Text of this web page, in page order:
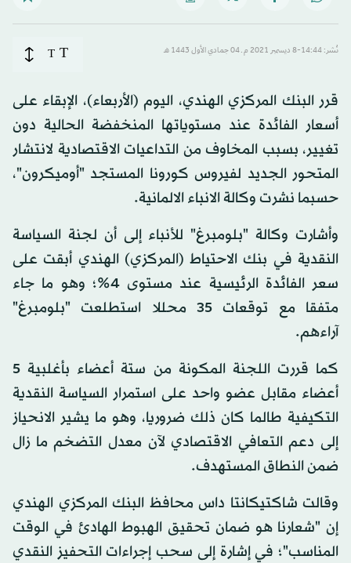
نُشر: 14:44-8 ديسمبر 2021 م ـ 04 جمادي الأول 1443 هـ T
T
قرر البنك المركزي الهندي، اليوم (الأربعاء)، الإبقاء على
أسعار الفائدة عند مستوياتها المنخفضة الحالية دون
تغيير، بسبب المخاوف من التداعيات الاقتصادية لانتشار
المتحور الجديد لفيروس كورونا المستجد "أوميكرون"،
حسبما نشرت وكالة الانباء الالمانية.
وأشارت وكالة "بلومبرغ" للأنباء إلى أن لجنة السياسة
النقدية في بنك الاحتياط (المركزي) الهندي أبقت على
سعر الفائدة الرئيسية عند مستوى 4%؛ وهو ما جاء
متفقا مع توقعات 35 محللا استطلعت "بلومبرغ"
آراءهم.
كما قررت اللجنة المكونة من ستة أعضاء بأغلبية 5
أعضاء مقابل عضو واحد على استمرار السياسة النقدية
التكيفية طالما كان ذلك ضروريا، وهو ما يشير الانحياز
إلى دعم التعافي الاقتصادي لآن معدل التضخم ما زال
ضمن النطاق المستهدف.
وقالت شاكتيكانتا داس محافظ البنك المركزي الهندي
إن "شعارنا هو ضمان تحقيق الهبوط الهادئ في الوقت
المناسب"؛ في إشارة إلى سحب إجراءات التحفيز النقدي